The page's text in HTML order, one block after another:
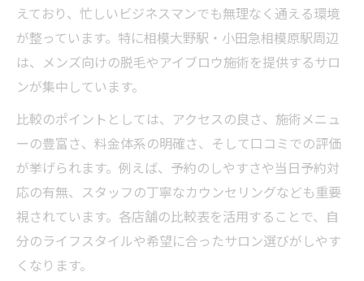
えており、忙しいビジネスマンでも無理なく通える環境
が整っています。特に相模大野駅・小田急相模原駅周辺
は、メンズ向けの脱毛やアイブロウ施術を提供するサロ
ンが集中しています。
比較のポイントとしては、アクセスの良さ、施術メニュ
ーの豊富さ、料金体系の明確さ、そして口コミでの評価
が挙げられます。例えば、予約のしやすさや当日予約対
応の有無、スタッフの丁寧なカウンセリングなども重要
視されています。各店舗の比較表を活用することで、自
分のライフスタイルや希望に合ったサロン選びがしやす
くなります。